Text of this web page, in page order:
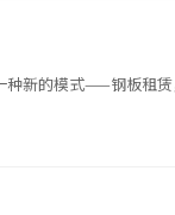
种新的模式——钢板租